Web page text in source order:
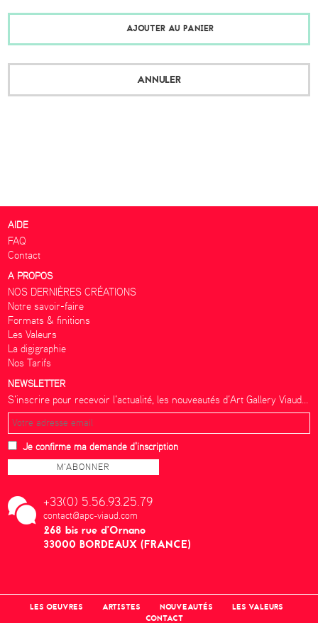
ANNULER
AJOUTER AU PANIER
AIDE
FAQ
Contact
A PROPOS
NOS DERNIÈRES CRÉATIONS
Notre savoir-faire
Formats & finitions
Les Valeurs
La digigraphie
Nos Tarifs
NEWSLETTER
S’inscrire pour recevoir l’actualité, les nouveautés d’Art Gallery Viaud...
Je confirme ma demande d'inscription
+33(0) 5.56.93.25.79
contact@apc-viaud.com
268 bis rue d’Ornano
33000 BORDEAUX (FRANCE)
LES OEUVRES ARTISTES NOUVEAUTÉS
LES VALEURS
CONTACT